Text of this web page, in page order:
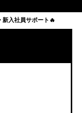
新入社員サポート🔥